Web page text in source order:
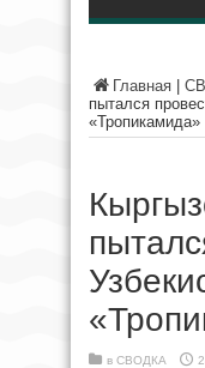
Главная
пытался
«Тропикамида»
в СВОДКА